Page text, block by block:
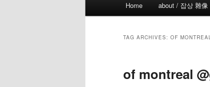
Home about / 잡상 雜像
TAG ARCHIVES: OF
of montreal